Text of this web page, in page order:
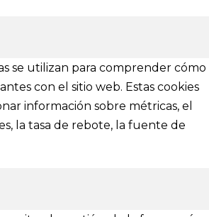
se utilizan para comprender cómo
con el sitio web. Estas cookies
información sobre métricas, el
la tasa de rebote, la fuente de